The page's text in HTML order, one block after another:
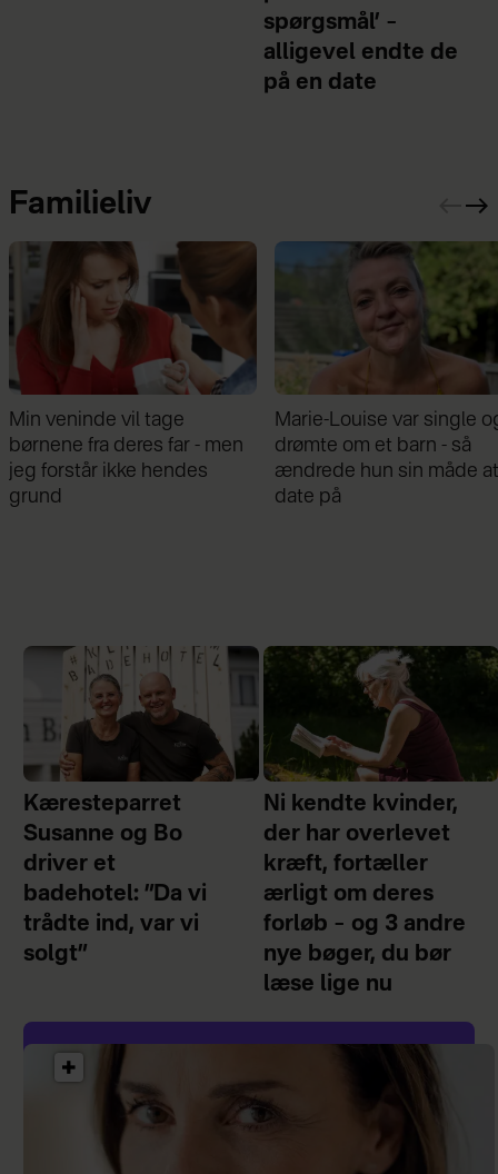
spørgsmål’ –
alligevel endte de
på en date
Familieliv
veninde vil tage
fra deres far - men
ikke hendes
Marie-Louise var single og
drømte om et barn - så
ændrede hun sin måde at
date på
Kæresteparret
Susanne og Bo
driver et
badehotel: ”Da vi
trådte ind, var vi
solgt”
Ni kendte kvinder,
der har overlevet
kræft, fortæller
ærligt om deres
forløb – og 3 andre
nye bøger, du bør
læse lige nu